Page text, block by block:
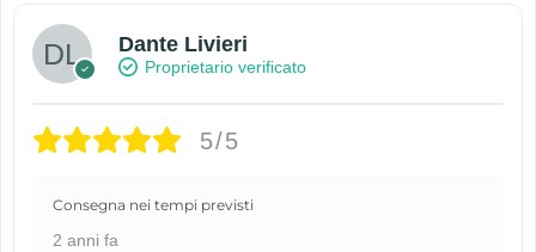
Dante Livieri
Proprietario verificato
5/5
Consegna nei tempi previsti
2 anni fa